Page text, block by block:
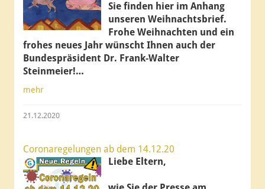
Sie finden hier im Anhang
unseren Weihnachtsbrief.
Frohe Weihnachten und ein
frohes neues Jahr wünscht Ihnen auch der
Bundespräsident Dr. Frank-Walter
Steinmeier!…
mehr
21.12.2020
Coronaregelungen ab dem 14.12.20
Liebe Eltern,